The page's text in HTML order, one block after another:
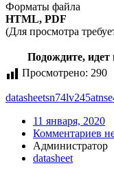
Форматы файла
HTML, PDF
(Для просмотра
Подождите, идет
Просмотрено: 290
datasheet
11 января, 2020
Комментариев
Администратор
datasheet